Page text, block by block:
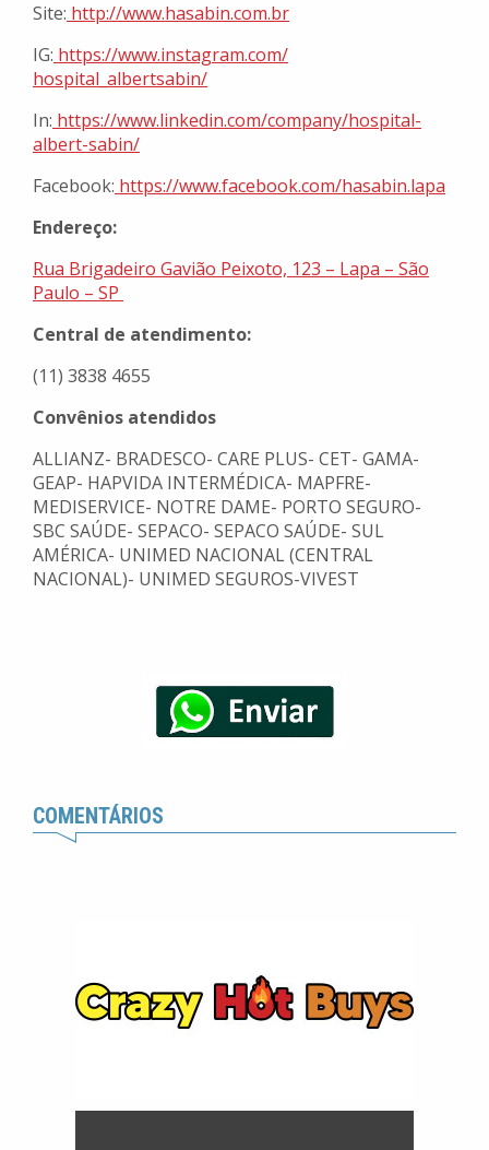
Site: http://www.hasabin.com.br
IG: https://www.instagram.com/
hospital_albertsabin/
In: https://www.linkedin.com/company/hospital-
albert-sabin/
Facebook: https://www.facebook.com/hasabin.lapa
Endereço:
Rua Brigadeiro Gavião Peixoto, 123 – Lapa – São
Paulo – SP
Central de atendimento:
(11) 3838 4655
Convênios atendidos
ALLIANZ- BRADESCO- CARE PLUS- CET- GAMA-
GEAP- HAPVIDA INTERMÉDICA- MAPFRE-
MEDISERVICE- NOTRE DAME- PORTO SEGURO-
SBC SAÚDE- SEPACO- SEPACO SAÚDE- SUL
AMÉRICA- UNIMED NACIONAL (CENTRAL
NACIONAL)- UNIMED SEGUROS-VIVEST
COMENTÁRIOS